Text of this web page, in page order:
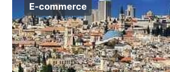
E-commerce